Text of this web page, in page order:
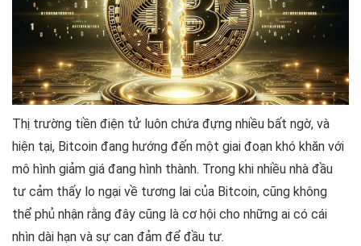
Thị trường tiền điện tử luôn chứa đựng nhiều bất ngờ, và
hiện tại, Bitcoin đang hướng đến một giai đoạn khó khăn với
mô hình giảm giá đang hình thành. Trong khi nhiều nhà đầu
tư cảm thấy lo ngại về tương lai của Bitcoin, cũng không
thể phủ nhận rằng đây cũng là cơ hội cho những ai có cái
nhìn dài hạn và sự can đảm để đầu tư.